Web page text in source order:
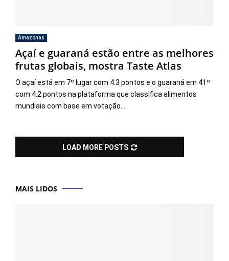
Amazonas
Açaí e guaraná estão entre as melhores
frutas globais, mostra Taste Atlas
O açaí está em 7º lugar com 4.3 pontos e o guaraná em 41º
com 4.2 pontos na plataforma que classifica alimentos
mundiais com base em votação...
LOAD MORE POSTS
MAIS LIDOS